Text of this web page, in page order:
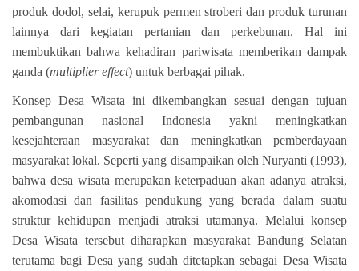
produk dodol, selai, kerupuk permen stroberi dan produk turunan
lainnya dari kegiatan pertanian dan perkebunan. Hal ini
membuktikan bahwa kehadiran pariwisata memberikan dampak
ganda (multiplier effect) untuk berbagai pihak.
Konsep Desa Wisata ini dikembangkan sesuai dengan tujuan
pembangunan nasional Indonesia yakni meningkatkan
kesejahteraan masyarakat dan meningkatkan pemberdayaan
masyarakat lokal. Seperti yang disampaikan oleh Nuryanti (1993),
bahwa desa wisata merupakan keterpaduan akan adanya atraksi,
akomodasi dan fasilitas pendukung yang berada dalam suatu
struktur kehidupan menjadi atraksi utamanya. Melalui konsep
Desa Wisata tersebut diharapkan masyarakat Bandung Selatan
terutama bagi Desa yang sudah ditetapkan sebagai Desa Wisata